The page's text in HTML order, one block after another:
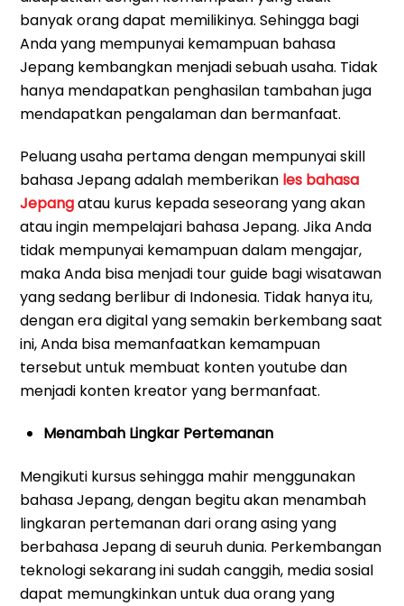
banyak orang dapat memilikinya. Sehingga bagi
Anda yang mempunyai kemampuan bahasa
Jepang kembangkan menjadi sebuah usaha. Tidak
hanya mendapatkan penghasilan tambahan juga
mendapatkan pengalaman dan bermanfaat.
Peluang usaha pertama dengan mempunyai skill
bahasa Jepang adalah memberikan les bahasa
Jepangatau kurus kepada seseorang yang akan
atau ingin mempelajari bahasa Jepang. Jika Anda
tidak mempunyai kemampuan dalam mengajar,
maka Anda bisa menjadi tour guide bagi wisatawan
yang sedang berlibur di Indonesia. Tidak hanya itu,
dengan era digital yang semakin berkembang saat
ini, Anda bisa memanfaatkan kemampuan
tersebut untuk membuat konten youtube dan
menjadi konten kreator yang bermanfaat.
Menambah Lingkar Pertemanan
Mengikuti kursus sehingga mahir menggunakan
bahasa Jepang, dengan begitu akan menambah
lingkaran pertemanan dari orang asing yang
berbahasa Jepang di seuruh dunia. Perkembangan
teknologi sekarang ini sudah canggih, media sosial
dapat memungkinkan untuk dua orang yang